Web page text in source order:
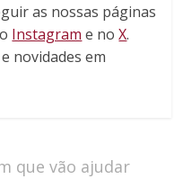
as nossas páginas
Instagram e noX.
novidades em
que vão ajudar